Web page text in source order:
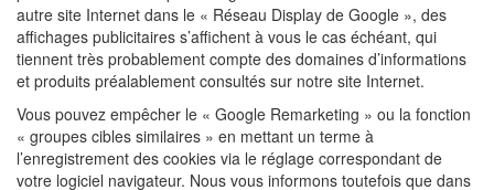
autre site Internet dans le « Réseau Display de Google », des
affichages publicitaires s’affichent à vous le cas échéant, qui
tiennent très probablement compte des domaines d’informations
et produits préalablement consultés sur notre site Internet.
Vous pouvez empêcher le « Google Remarketing » ou la fonction
« groupes cibles similaires » en mettant un terme à
l’enregistrement des cookies via le réglage correspondant de
votre logiciel navigateur. Nous vous informons toutefois que dans